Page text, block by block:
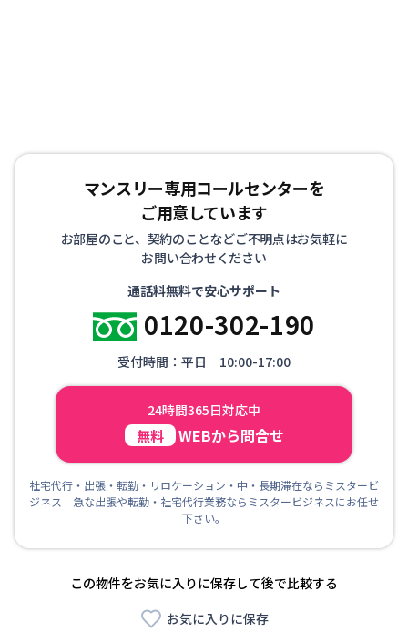
マンスリー専用コールセンターを
ご用意しています
お部屋のこと、契約のことなどご不明点はお気軽に
お問い合わせください
通話料無料で安心サポート
0120-302-190
受付時間：平日 10:00-17:00
24時間365日対応中
無料 WEBから問合せ
社宅代行・出張・転勤・リロケーション・中・長期滞在ならミスタービ
ジネス 急な出張や転勤・社宅代行業務ならミスタービジネスにお任せ
下さい。
この物件をお気に入りに保存して後で比較する
お気に入りに保存